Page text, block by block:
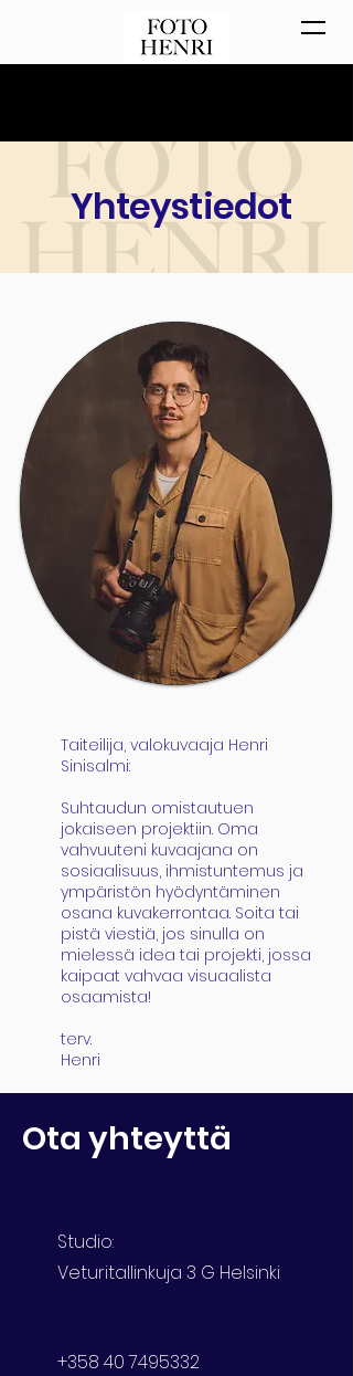
Yhteystiedot
Taiteilija, valokuvaaja Henri
Sinisalmi:
Suhtaudun omistautuen
jokaiseen projektiin. Oma
vahvuuteni kuvaajana on
sosiaalisuus, ihmistuntemus ja
ympäristön hyödyntäminen
osana kuvakerrontaa. Soita tai
pistä viestiä, jos sinulla on
mielessä idea tai projekti, jossa
kaipaat vahvaa visuaalista
osaamista!
terv.
Henri
Ota yhteyttä
Studio:
Veturitallinkuja 3 G Helsinki
+358 40 7495332